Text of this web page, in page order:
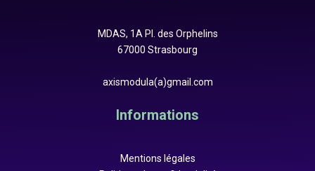
MDAS, 1A Pl. des Orphelins
67000 Strasbourg
axismodula(a)gmail.com
Informations
Mentions légales